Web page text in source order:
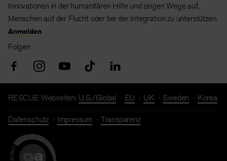
Innovationen in der humanitären Hilfe und zeigen Wege auf,
Menschen auf der Flucht oder bei der Integration zu unterstützen.
Anmelden
Folgen
RESCUE Webseiten: U.S./Global EU UK Sweden Korea
Datenschutz Impressum Transparenz